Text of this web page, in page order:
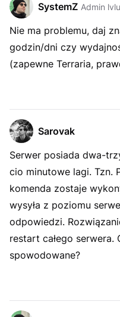
SystemZ Admin
Nie ma problemu, daj
godzin/dni czy
(zapewne Terraria,
Sarovak
Serwer posiada dwa-
cio minutowe lagi. Tzn.
komenda zostaje
wysyła z poziomu
odpowiedzi.
restart całego
spowodowane?